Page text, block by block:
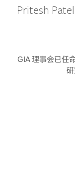
Pritesh
GIA 理事会已任